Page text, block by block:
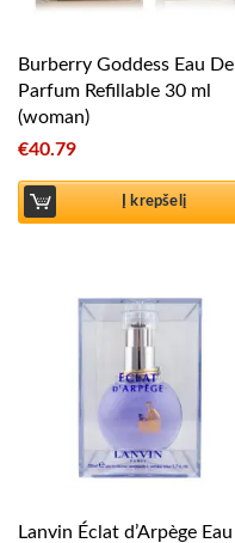
Burberry Goddess Eau De
Parfum Refillable 30 ml
(woman)
€40.79
Į krepšelį
Lanvin Éclat d’Arpège Eau